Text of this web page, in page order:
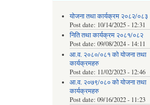
योजना तथा कार्यक्रम २०८२/०८३
Post date: 10/14/2025 - 12:31
निति तथा कार्यक्रम २०८१/०८२
Post date: 09/08/2024 - 14:11
आ.व. २०८०/०८१ को योजना तथा
कार्यक्रमहरु
Post date: 11/02/2023 - 12:46
आ.व. २०७९/०८० को योजना तथा
कार्यक्रमहरु
Post date: 09/16/2022 - 11:23